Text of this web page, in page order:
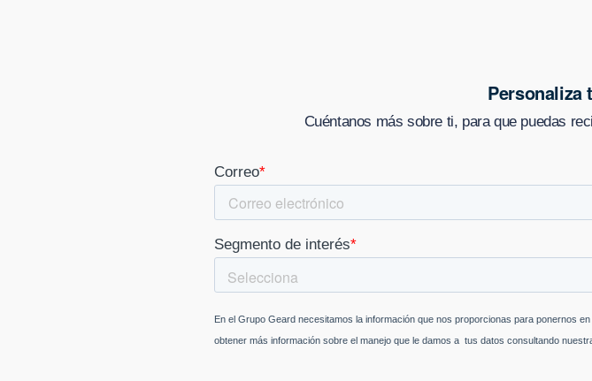
Personaliza
Cuéntanos más sobre ti, para que puedas